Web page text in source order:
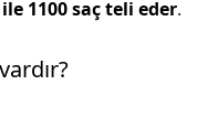
1100 saç teli eder.